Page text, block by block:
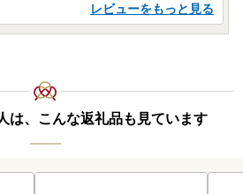
レビューをもっと見る
は、こんな返礼品も見ています